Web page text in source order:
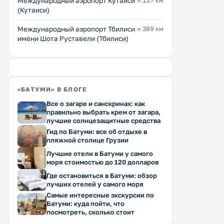
(Кутаиси)
Международный аэропорт Тбилиси
имени Шота Руставели (Тбилиси)
≈ 389 км
«БАТУМИ» В БЛОГЕ
Все о загаре и санскринах: как
правильно выбрать крем от загара,
лучшие солнцезащитные средства
Гид по Батуми: все об отдыхе в
пляжной столице Грузии
Лучшие отели в Батуми у самого
моря стоимостью до 120 долларов
Где остановиться в Батуми: обзор
лучших отелей у самого моря
Самые интересные экскурсии по
Батуми: куда пойти, что
посмотреть, сколько стоит